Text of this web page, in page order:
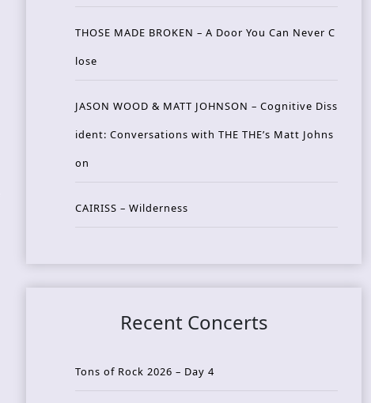
THOSE MADE BROKEN – A Door You Can Never C
lose
JASON WOOD & MATT JOHNSON – Cognitive Diss
ident: Conversations with THE THE’s Matt Johns
on
CAIRISS – Wilderness
Recent Concerts
Tons of Rock 2026 – Day 4